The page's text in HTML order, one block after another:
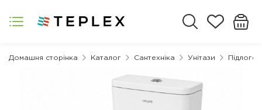
Домашня сторінка Каталог Сантехніка Унітази